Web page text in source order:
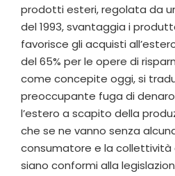
prodotti esteri, regolata da
del 1993, svantaggia i
favorisce gli acquisti
del 65% per le opere di
come concepite oggi, si
preoccupante fuga di
l’estero a scapito della
che se ne vanno senza
consumatore e la collettività
siano conformi alla